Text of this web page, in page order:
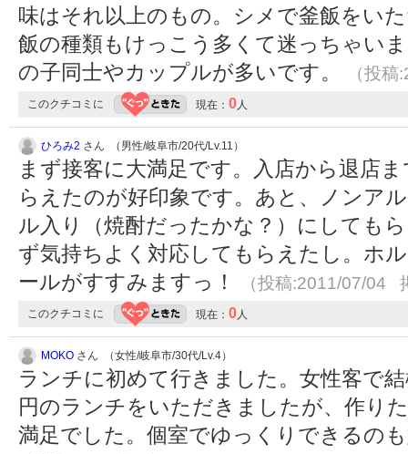
味はそれ以上のもの。シメで釜飯をい
飯の種類もけっこう多くて迷っちゃい
の子同士やカップルが多いです。
（投
このクチコミに 現在： 0人
ひろみ2 さん （男性/岐阜市/20代/Lv.11）
まず接客に大満足です。入店から退店
らえたのが好印象です。あと、ノンア
ル入り（焼酎だったかな？）にしても
ず気持ちよく対応してもらえたし。ホ
ールがすすみますっ！
（投稿:2011/07/04
このクチコミに 現在： 0人
MOKO さん （女性/岐阜市/30代/Lv.4）
ランチに初めて行きました。女性客で
円のランチをいただきましたが、作り
満足でした。個室でゆっくりできるの